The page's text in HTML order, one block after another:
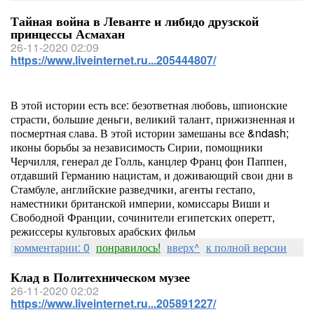
Тайная война в Леванте и либидо друзской
принцессы Асмахан
26-11-2020 02:09
https://www.liveinternet.ru...205444807/
В этой истории есть все: безответная любовь, шпионские
страсти, большие деньги, великий талант, прижизненная и
посмертная слава. В этой истории замешаны все &ndash;
иконы борьбы за независимость Сирии, помощники
Черчилля, генерал де Голль, канцлер Франц фон Паппен,
отдавший Германию нацистам, и доживающий свои дни в
Стамбуле, английские разведчики, агенты гестапо,
наместники британской империи, комиссары Виши и
Свободной Франции, сочинители египетских оперетт,
режиссеры культовых арабских фильм
комментарии: 0 понравилось! вверх^ к полной версии
Клад в Политехническом музее
26-11-2020 02:02
https://www.liveinternet.ru...205891227/